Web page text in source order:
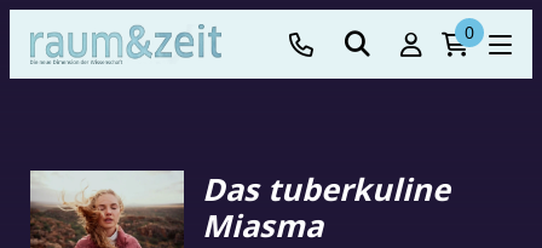
0
Das tuberkuline
Miasma